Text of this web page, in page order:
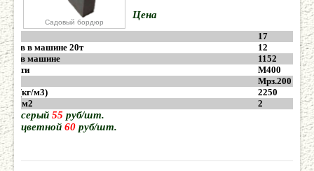
Садовый бордюр
17
в машине 20т
12
в машине
1152
М400
Мрз.200
(кг/м3)
2250
в 1м2
2
Цена
серый 55 руб/шт.
цветной 60 руб/шт.